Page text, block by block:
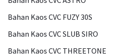
Bahan Kaos CVC FUZY 30S
Bahan Kaos CVC SLUB SIRO
Bahan Kaos CVC THREETONE